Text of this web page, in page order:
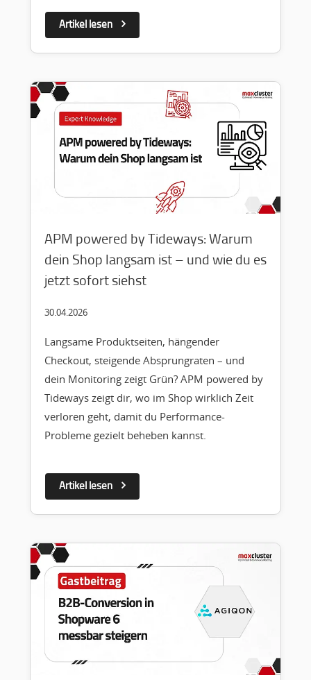
Artikel lesen
APM powered by Tideways: Warum
dein Shop langsam ist – und wie du es
jetzt sofort siehst
30.04.2026
Langsame Produktseiten, hängender
Checkout, steigende Absprungraten – und
dein Monitoring zeigt Grün? APM powered by
Tideways zeigt dir, wo im Shop wirklich Zeit
verloren geht, damit du Performance-
Probleme gezielt beheben kannst.
Artikel lesen